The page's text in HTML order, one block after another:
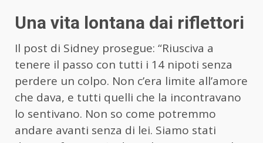
Una vita lontana dai riflettori
Il post di Sidney prosegue: “Riusciva a
tenere il passo con tutti i 14 nipoti senza
perdere un colpo. Non c’era limite all’amore
che dava, e tutti quelli che la incontravano
lo sentivano. Non so come potremmo
andare avanti senza di lei. Siamo stati